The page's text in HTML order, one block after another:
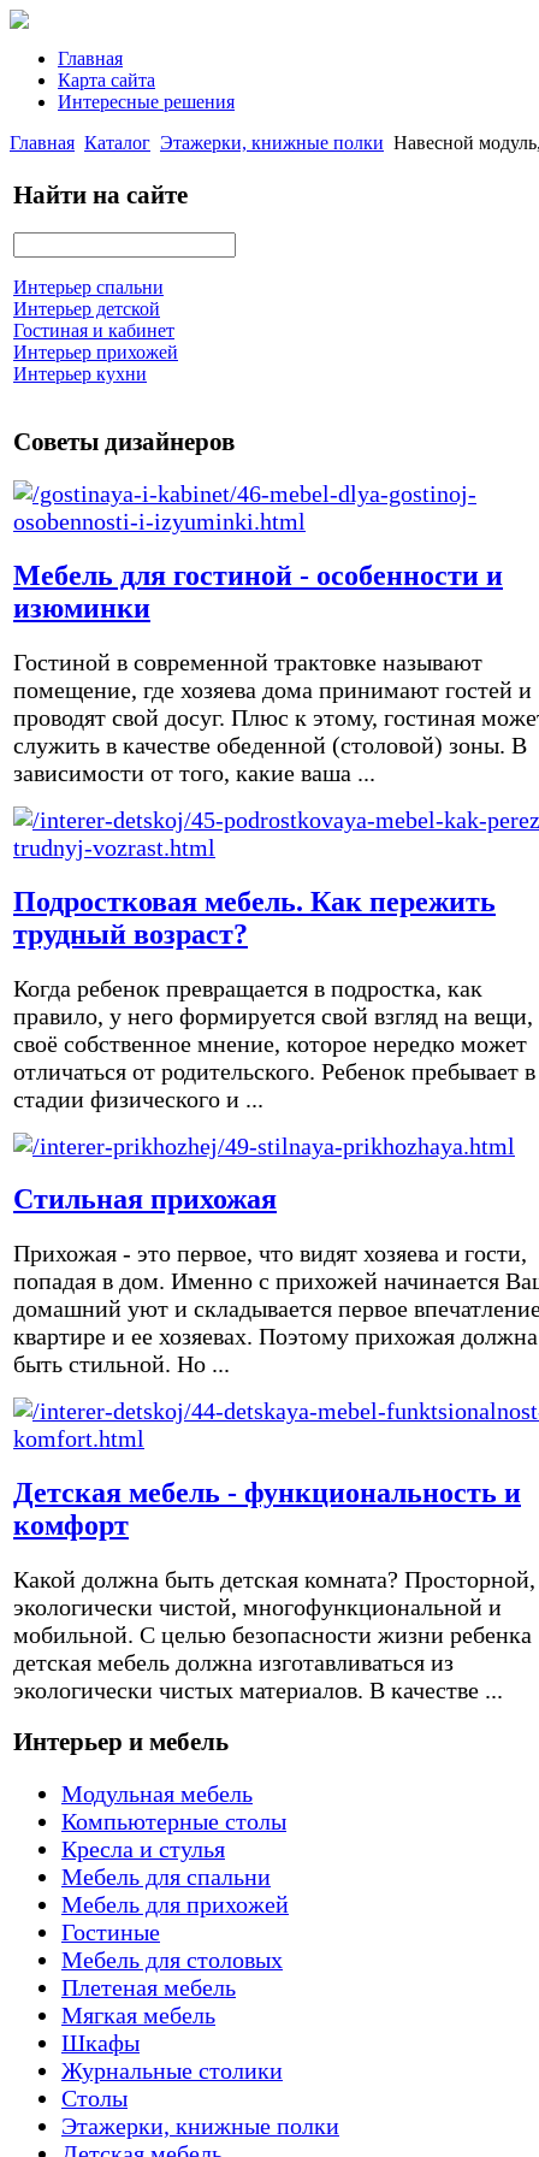
Главная
Карта сайта
Интересные решения
Главная Каталог Этажерки, книжные полки Навесной
Найти на сайте
Интерьер спальни
Интерьер детской
Гостиная и кабинет
Интерьер прихожей
Интерьер кухни
Советы дизайнеров
Мебель для гостиной - особенности и
изюминки
Гостиной в современной трактовке называют
помещение, где хозяева дома принимают гостей и
проводят свой досуг. Плюс к этому, гостиная
служить в качестве обеденной (столовой) зоны. В
зависимости от того, какие ваша ...
Подростковая мебель. Как пережить
трудный возраст?
Когда ребенок превращается в подростка, как
правило, у него формируется свой взгляд на вещи,
своё собственное мнение, которое нередко может
отличаться от родительского. Ребенок пребывает в
стадии физического и ...
Стильная прихожая
Прихожая - это первое, что видят хозяева и гости,
попадая в дом. Именно с прихожей начинается
домашний уют и складывается первое
квартире и ее хозяевах. Поэтому прихожая должна
быть стильной. Но ...
Детская мебель - функциональность и
комфорт
Какой должна быть детская комната? Просторной,
экологически чистой, многофункциональной и
мобильной. С целью безопасности жизни ребенка
детская мебель должна изготавливаться из
экологически чистых материалов. В качестве ...
Интерьер и мебель
Модульная мебель
Компьютерные столы
Кресла и стулья
Мебель для спальни
Мебель для прихожей
Гостиные
Мебель для столовых
Плетеная мебель
Мягкая мебель
Шкафы
Журнальные столики
Столы
Этажерки, книжные полки